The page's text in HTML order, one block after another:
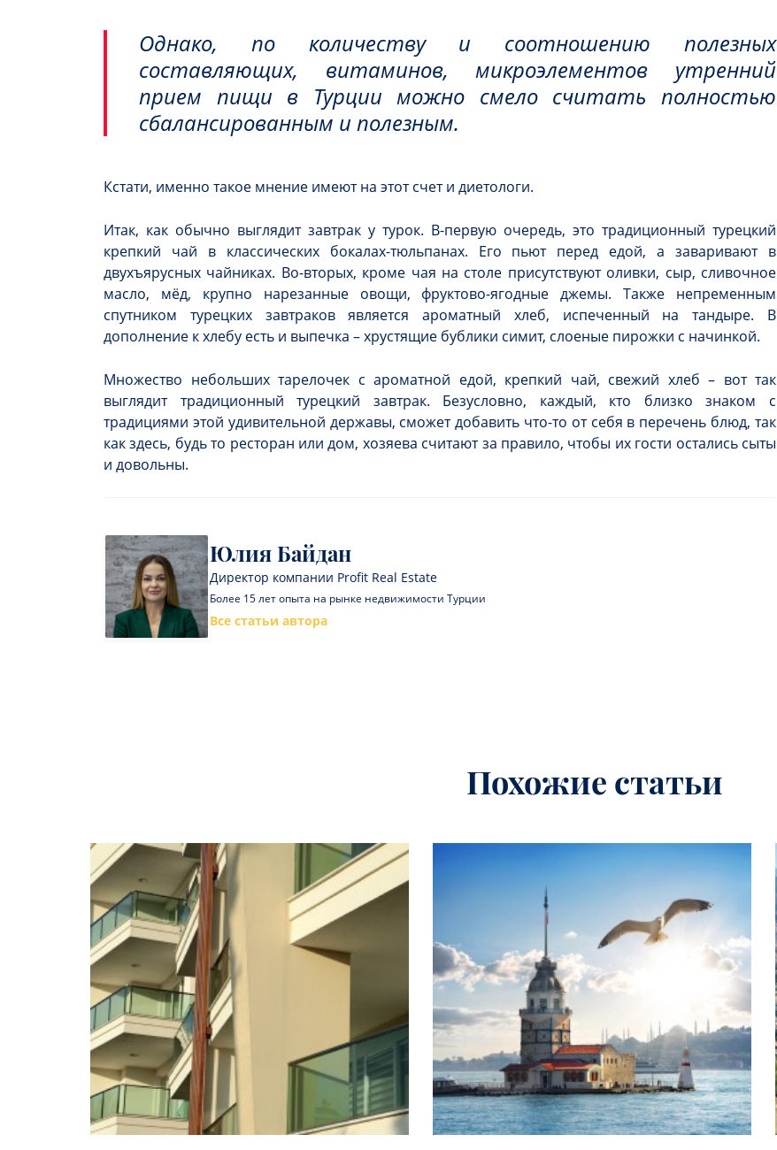
Однако, по количеству и соотношению полезных
составляющих, витаминов, микроэлементов утренний
прием пищи в Турции можно смело считать полностью
сбалансированным и полезным.
Кстати, именно такое мнение имеют на этот счет и диетологи.
Итак, как обычно выглядит завтрак у турок. В-первую очередь, это традиционный турецкий
крепкий чай в классических бокалах-тюльпанах. Его пьют перед едой, а заваривают в
двухъярусных чайниках. Во-вторых, кроме чая на столе присутствуют оливки, сыр, сливочное
масло, мёд, крупно нарезанные овощи, фруктово-ягодные джемы. Также непременным
спутником турецких завтраков является ароматный хлеб, испеченный на тандыре. В
дополнение к хлебу есть и выпечка – хрустящие бублики симит, слоеные пирожки с начинкой.
Множество небольших тарелочек с ароматной едой, крепкий чай, свежий хлеб – вот так
выглядит традиционный турецкий завтрак. Безусловно, каждый, кто близко знаком с
традициями этой удивительной державы, сможет добавить что-то от себя в перечень блюд, так
как здесь, будь то ресторан или дом, хозяева считают за правило, чтобы их гости остались сыты
и довольны.
Юлия Байдан
Директор компании Profit Real Estate
Более 15 лет опыта на рынке недвижимости Турции
Все статьи автора
Похожие статьи